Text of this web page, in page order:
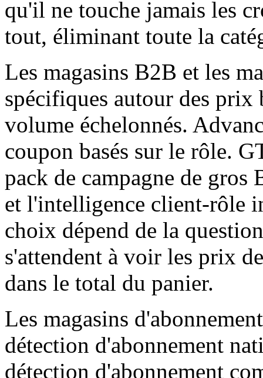
qu'il ne touche jamais les
tout, éliminant toute la
Les magasins B2B et les
spécifiques autour des prix
volume échelonnés.
coupon basés sur le rôle.
pack de campagne de gros
et l'intelligence client-rôle
choix dépend de la
s'attendent à voir les prix
dans le total du panier.
Les magasins
détection d'abonnement
détection d'abonnement